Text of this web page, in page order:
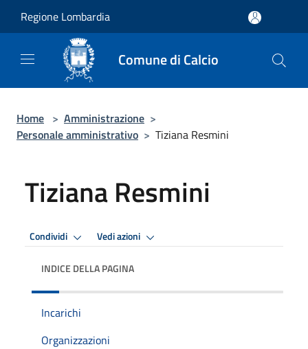
Regione Lombardia
Comune di Calcio
Home > Amministrazione >
Personale amministrativo > Tiziana Resmini
Tiziana Resmini
Condividi Vedi azioni
INDICE DELLA PAGINA
Incarichi
Organizzazioni